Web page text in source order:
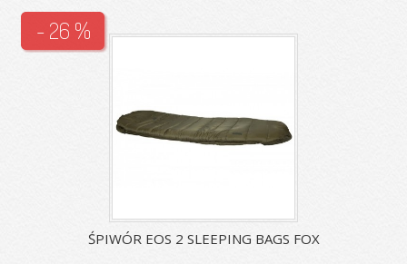
ŚPIWÓR EOS 2 SLEEPING BAGS FOX
- 26 %